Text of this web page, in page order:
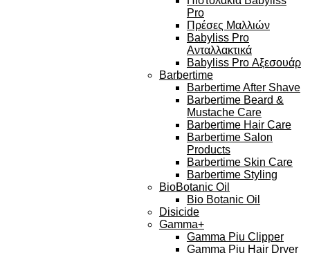
Pro
Πρέσες Μαλλιών
Babyliss Pro
Ανταλλακτικά
Babyliss Pro Αξεσουάρ
Barbertime
Barbertime After Shave
Barbertime Beard &
Mustache Care
Barbertime Hair Care
Barbertime Salon
Products
Barbertime Skin Care
Barbertime Styling
BioBotanic Oil
Bio Botanic Oil
Disicide
Gamma+
Gamma Piu Clipper
Gamma Piu Hair Dryer